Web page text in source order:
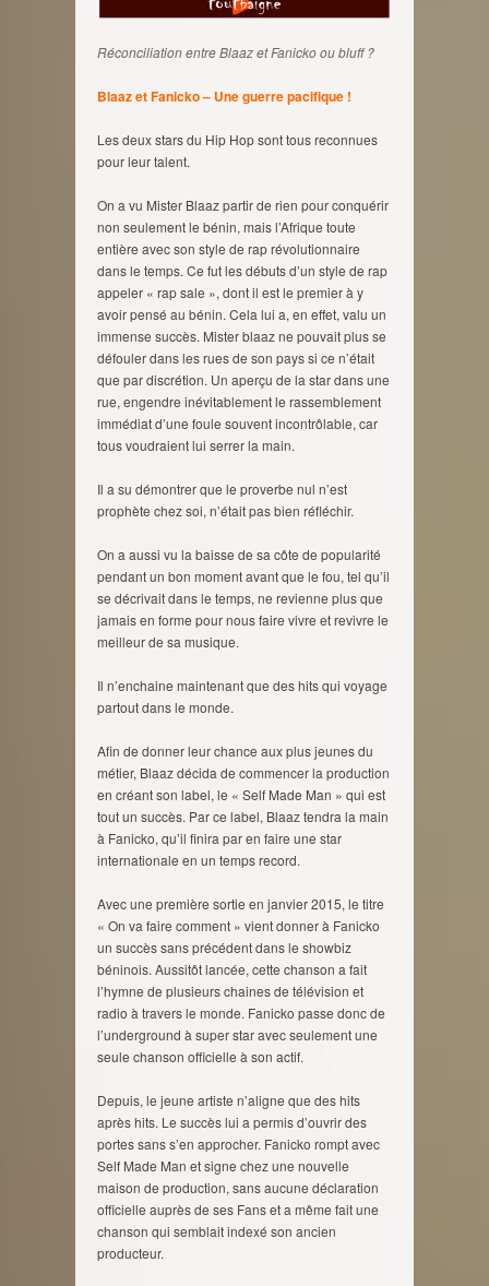
Réconciliation entre Blaaz et Fanicko ou bluff ?
Blaaz et Fanicko – Une guerre pacifique !
Les deux stars du Hip Hop sont tous reconnues
pour leur talent.
On a vu Mister Blaaz partir de rien pour conquérir
non seulement le bénin, mais l’Afrique toute
entière avec son style de rap révolutionnaire
dans le temps. Ce fut les débuts d’un style de rap
appeler « rap sale », dont il est le premier à y
avoir pensé au bénin. Cela lui a, en effet, valu un
immense succès. Mister blaaz ne pouvait plus se
défouler dans les rues de son pays si ce n’était
que par discrétion. Un aperçu de la star dans une
rue, engendre inévitablement le rassemblement
immédiat d’une foule souvent incontrôlable, car
tous voudraient lui serrer la main.
Il a su démontrer que le proverbe nul n’est
prophète chez soi, n’était pas bien réfléchir.
On a aussi vu la baisse de sa côte de popularité
pendant un bon moment avant que le fou, tel qu’il
se décrivait dans le temps, ne revienne plus que
jamais en forme pour nous faire vivre et revivre le
meilleur de sa musique.
Il n’enchaine maintenant que des hits qui voyage
partout dans le monde.
Afin de donner leur chance aux plus jeunes du
métier, Blaaz décida de commencer la production
en créant son label, le « Self Made Man » qui est
tout un succès. Par ce label, Blaaz tendra la main
à Fanicko, qu’il finira par en faire une star
internationale en un temps record.
Avec une première sortie en janvier 2015, le titre
« On va faire comment » vient donner à Fanicko
un succès sans précédent dans le showbiz
béninois. Aussitôt lancée, cette chanson a fait
l’hymne de plusieurs chaines de télévision et
radio à travers le monde. Fanicko passe donc de
l’underground à super star avec seulement une
seule chanson officielle à son actif.
Depuis, le jeune artiste n’aligne que des hits
après hits. Le succès lui a permis d’ouvrir des
portes sans s’en approcher. Fanicko rompt avec
Self Made Man et signe chez une nouvelle
maison de production, sans aucune déclaration
officielle auprès de ses Fans et a même fait une
chanson qui semblait indexé son ancien
producteur.